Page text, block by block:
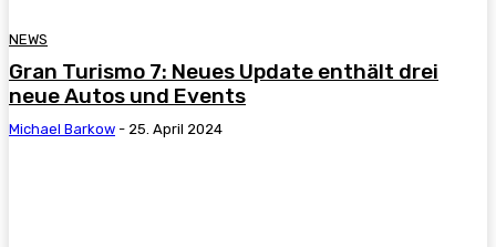
NEWS
Gran Turismo 7: Neues Update enthält drei
neue Autos und Events
Michael Barkow - 25. April 2024